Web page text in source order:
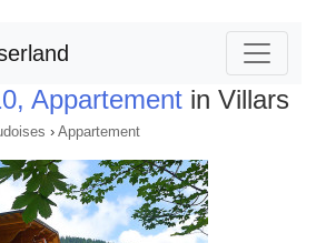
Appartement in Villars
› Appartement